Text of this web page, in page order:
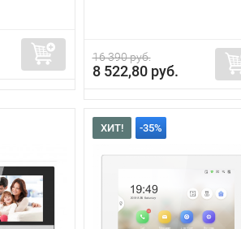
16 390 руб.
8 522,80 руб.
ХИТ! -35%